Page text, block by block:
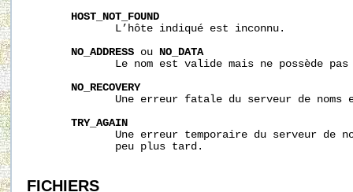
HOST_NOT_FOUND
              L’hôte indiqué est inconnu.
NO_ADDRESS ou NO_DATA
Le nom est valide mais ne possède pas
NO_RECOVERY
Une erreur fatale du serveur de noms
TRY_AGAIN
Une erreur temporaire du serveur de
              peu plus tard.
FICHIERS